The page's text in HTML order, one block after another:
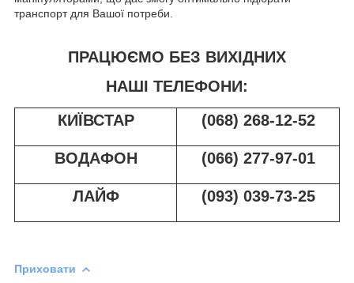
транспорт для Вашої потреби.
ПРАЦЮЄМО БЕЗ ВИХІДНИХ
НАШІ ТЕЛЕФОНИ:
КИЇВСТАР
(068) 268-12-52
ВОДАФОН (066) 277-97-01
ЛАЙФ (093) 039-73-25
Приховати